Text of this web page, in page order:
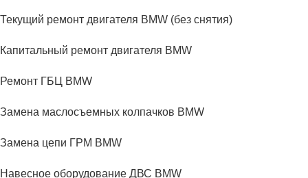
Текущий ремонт двигателя BMW (без снятия)
Капитальный ремонт двигателя BMW
Ремонт ГБЦ BMW
Замена маслосъемных колпачков BMW
Замена цепи ГРМ BMW
Навесное оборудование ДВС BMW